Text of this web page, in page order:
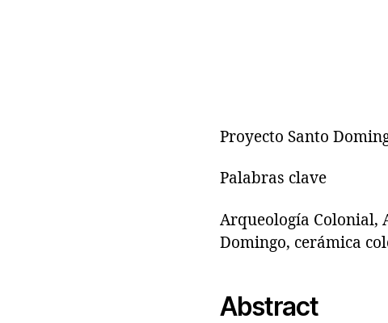
Proyecto Santo
Palabras clave
Arqueología Colonial,
Domingo, cerámica
Abstract